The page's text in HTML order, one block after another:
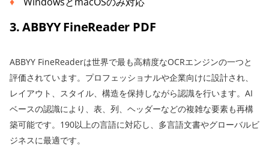
3. ABBYY FineReader PDF
ABBYY FineReaderは世界で最も高精度なOCRエンジンの一つと
評価されています。プロフェッショナルや企業向けに設計され、
レイアウト、スタイル、構造を保持しながら認識を行います。AI
ベースの認識により、表、列、ヘッダーなどの複雑な要素も再構
築可能です。190以上の言語に対応し、多言語文書やグローバルビ
ジネスに最適です。